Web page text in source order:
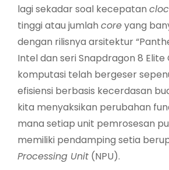
lagi sekadar soal kecepatan
tinggi atau jumlah coreyang
dengan rilisnya arsitektur
Intel dan seri Snapdragon 8 Elite
komputasi telah bergeser
efisiensi berbasis kecerdasan
kita menyaksikan perubahan
mana setiap unit pemrosesan
memiliki pendamping setia
Processing Unit (NPU).